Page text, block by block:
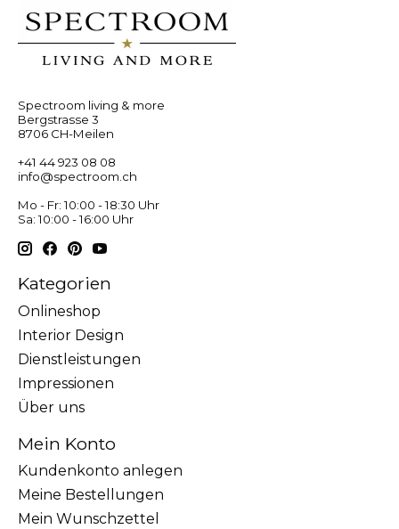
Spectroom living & more
Bergstrasse 3
8706 CH-Meilen
+41 44 923 08 08
info@spectroom.ch
Mo - Fr: 10:00 - 18:30 Uhr
Sa: 10:00 - 16:00 Uhr
Kategorien
Onlineshop
Interior Design
Dienstleistungen
Impressionen
Über uns
Mein Konto
Kundenkonto anlegen
Meine Bestellungen
Mein Wunschzettel